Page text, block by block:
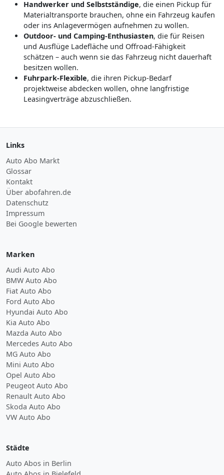
Handwerker und Selbstständige, die einen Pickup für
Materialtransporte brauchen, ohne ein Fahrzeug kaufen
oder ins Anlagevermögen aufnehmen zu wollen.
Outdoor- und Camping-Enthusiasten, die für Reisen
und Ausflüge Ladefläche und Offroad-Fähigkeit
schätzen – auch wenn sie das Fahrzeug nicht dauerhaft
besitzen wollen.
Fuhrpark-Flexible, die ihren Pickup-Bedarf
projektweise abdecken wollen, ohne langfristige
Leasingverträge abzuschließen.
Links
Auto Abo Markt
Glossar
Kontakt
Über abofahren.de
Datenschutz
Impressum
Bei Google bewerten
Marken
Audi Auto Abo
BMW Auto Abo
Fiat Auto Abo
Ford Auto Abo
Hyundai Auto Abo
Kia Auto Abo
Mazda Auto Abo
Mercedes Auto Abo
MG Auto Abo
Mini Auto Abo
Opel Auto Abo
Peugeot Auto Abo
Renault Auto Abo
Skoda Auto Abo
VW Auto Abo
Städte
Auto Abos in Berlin